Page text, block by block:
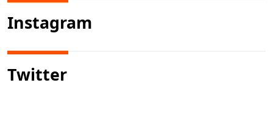
Instagram
Twitter